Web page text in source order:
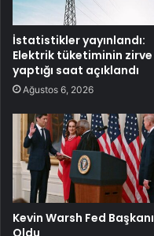
İstatistikler yayınlandı:
Elektrik tüketiminin zirve
yaptığı saat açıklandı
Ağustos 6, 2026
Kevin Warsh Fed Başkanı